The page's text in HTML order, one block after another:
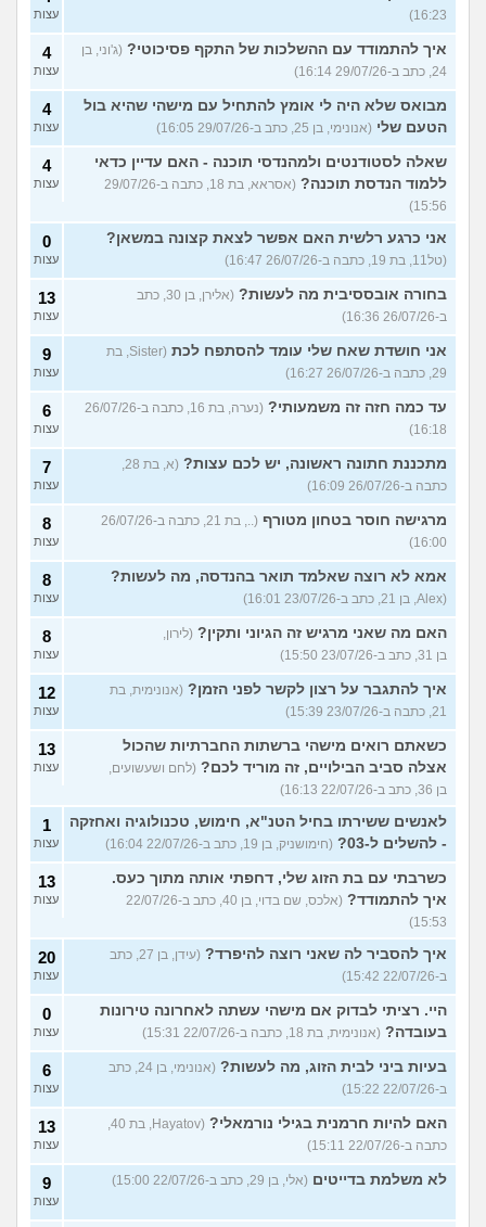
16:23)
עצות
איך להתמודד עם ההשלכות של התקף פסיכוטי? (ג'וני, בן
24, כתב ב-29/07/26 16:14)
4
עצות
מבואס שלא היה לי אומץ להתחיל עם מישהי שהיא בול
הטעם שלי (אנונימי, בן 25, כתב ב-29/07/26 16:05)
4
עצות
שאלה לסטודנטים ולמהנדסי תוכנה - האם עדיין כדאי
ללמוד הנדסת תוכנה?
(אסראא, בת 18, כתבה ב-29/07/26
15:56)
4
עצות
אני כרגע רלשית האם אפשר לצאת קצונה במשאן?
(טל11, בת 19, כתבה ב-26/07/26 16:47)
0
עצות
בחורה אובססיבית מה לעשות?
(אלירן, בן 30, כתב
ב-26/07/26 16:36)
13
עצות
אני חושדת שאח שלי עומד להסתפח לכת
(Sister, בת
29, כתבה ב-26/07/26 16:27)
9
עצות
עד כמה חזה זה משמעותי?
(נערה, בת 16, כתבה ב-26/07/26
16:18)
6
עצות
מתכננת חתונה ראשונה, יש לכם עצות?
(א, בת 28,
כתבה ב-26/07/26 16:09)
7
עצות
מרגישה חוסר בטחון מטורף
(.., בת 21, כתבה ב-26/07/26
16:00)
8
עצות
אמא לא רוצה שאלמד תואר בהנדסה, מה לעשות?
(Alex, בן 21, כתב ב-23/07/26 16:01)
8
עצות
האם מה שאני מרגיש זה הגיוני ותקין? (לירון,
בן 31, כתב ב-23/07/26 15:50)
8
עצות
איך להתגבר על רצון לקשר לפני הזמן? (אנונימית, בת
21, כתבה ב-23/07/26 15:39)
12
עצות
כשאתם רואים מישהי ברשתות החברתיות שהכול
אצלה סביב הבילויים, זה מוריד לכם? (לחם ושעשועים,
בן 36, כתב ב-22/07/26 16:13)
13
עצות
לאנשים ששירתו בחיל הטנ"א, חימוש, טכנולוגיה ואחזקה
- להשלים ל-03?
(חימושניק, בן 19, כתב ב-22/07/26 16:04)
1
עצות
כשרבתי עם בת הזוג שלי, דחפתי אותה מתוך כעס.
איך להתמודד?
(אלכס, שם בדוי, בן 40, כתב ב-22/07/26
15:53)
13
עצות
איך להסביר לה שאני רוצה להיפרד?
(עידן, בן 27, כתב
ב-22/07/26 15:42)
20
עצות
היי. רציתי לבדוק אם מישהי עשתה לאחרונה טירונות
בעובדה? (אנונימית, בת 18, כתבה ב-22/07/26 15:31)
0
עצות
בעיות ביני לבית הזוג, מה לעשות?
(אנונימי, בן 24, כתב
ב-22/07/26 15:22)
6
עצות
האם להיות חרמנית בגילי נורמאלי?
(Hayatov, בת 40,
כתבה ב-22/07/26 15:11)
13
עצות
לא משלמת בדייטים (אלי, בן 29, כתב ב-22/07/26 15:00) 9
עצות